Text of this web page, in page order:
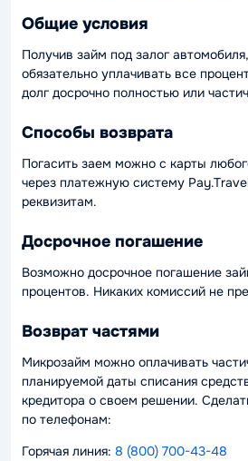
Общие условия
Получив займ под залог
обязательно уплачивать все
долг досрочно полностью или
Способы возврата
Погасить заем можно с карты
через платежную систему
реквизитам.
Досрочное погашение
Возможно досрочное погашение
процентов. Никаких комиссий не
Возврат частями
Микрозайм можно оплачивать
планируемой даты списания
кредитора о своем решении.
по телефонам:
Горячая линия: 8 (800) 700-43-48